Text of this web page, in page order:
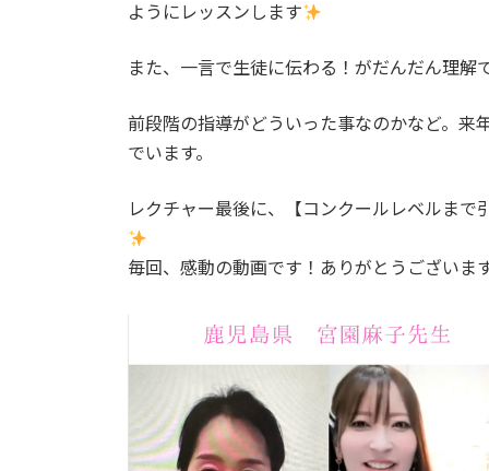
ようにレッスンします
また、一言で生徒に伝わる！がだんだん理解
前段階の指導がどういった事なのかなど。来
でいます。
レクチャー最後に、【コンクールレベルま
毎回、感動の動画です！ありがとうございま